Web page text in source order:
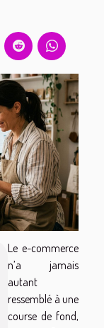
Le e-commerce
n’a jamais
autant
ressemblé à une
course de fond,